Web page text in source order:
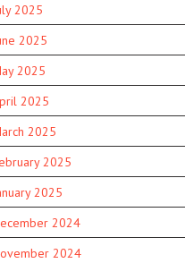
2025
2025
2025
2025
2025
2025
2025
2024
2024